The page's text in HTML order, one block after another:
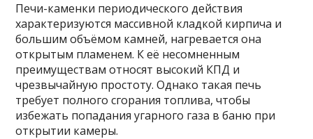
Печи-каменки периодического действия
характеризуются массивной кладкой кирпича и
большим объёмом камней, нагревается она
открытым пламенем. К её несомненным
преимуществам относят высокий КПД и
чрезвычайную простоту. Однако такая печь
требует полного сгорания топлива, чтобы
избежать попадания угарного газа в баню при
открытии камеры.